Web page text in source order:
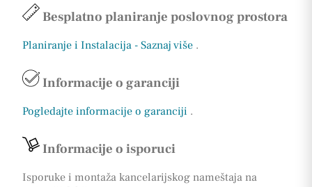
Besplatno planiranje poslovnog prostora
Planiranje i Instalacija - Saznaj više .
Informacije o garanciji
Pogledajte informacije o garanciji .
Informacije o isporuci
Isporuke i montaža kancelarijskog nameštaja na